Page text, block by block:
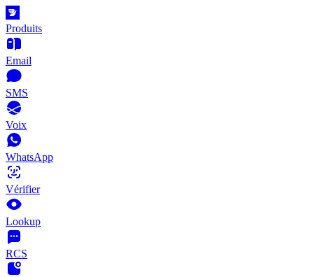
Produits
Email
SMS
Voix
WhatsApp
Vérifier
Lookup
RCS